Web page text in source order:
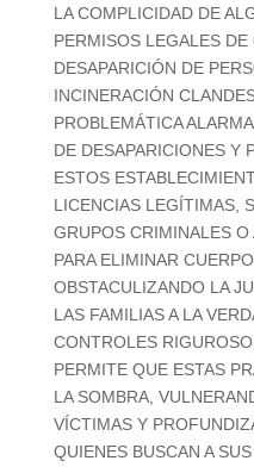
L A COMPLICIDAD DE
PERMISOS LEGALES
DESAPARICIÓN DE
INCINERACIÓN
PROBLEMÁTICA
DE DESAPARICIONES Y
ESTOS
LICENCIAS LEGÍTIMAS,
GRUPOS CRIMINALES
PARA ELIMINAR
OBSTACULIZANDO LA
LAS FAMILIAS A LA
CONTROLES
PERMITE QUE ESTAS
LA SOMBRA,
VÍCTIMAS Y
QUIENES BUSCAN A